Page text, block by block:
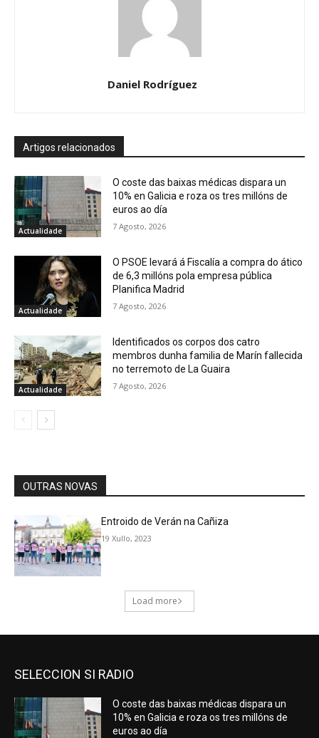
SELECCION SI RADIO
O coste das baixas médicas dispara un
10% en Galicia e roza os tres millóns de
euros ao día